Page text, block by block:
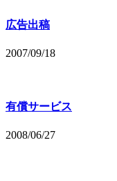
広告出稿
2007/09/18
有償サービス
2008/06/27